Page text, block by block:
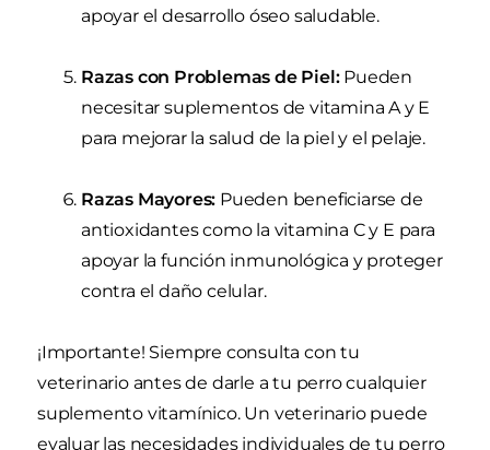
apoyar el desarrollo óseo saludable.
Razas con Problemas de Piel:Pueden
necesitar suplementos de vitamina A y E
para mejorar la salud de la piel y el pelaje.
Razas Mayores: Pueden beneficiarse de
antioxidantes como la vitamina C y E para
apoyar la función inmunológica y proteger
contra el daño celular.
¡Importante! Siempre consulta con tu
veterinario antes de darle a tu perro cualquier
suplemento vitamínico. Un veterinario puede
evaluar las necesidades individuales de tu perro